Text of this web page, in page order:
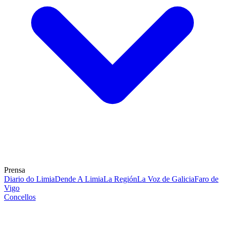
Prensa
Diario do LimiaDende A LimiaLa RegiónLa Voz de GaliciaFaro de
Vigo
Concellos